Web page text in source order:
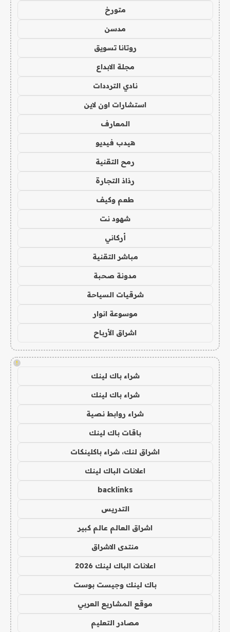
متورخ
مدسن
روتانا تسويق
مجلة الابداع
نادي الترددات
استشارات اون لاين
المعارف
هيدب فيديو
رمح التقنية
رذاذ التجارة
طعم وكيف
شهود نت
أركاني
مباشر التقنية
مدونة صحبة
شرقيات السياحة
موسوعة انوار
اشراق الأرباح
!
شراء باك لينك
شراء باك لينك
شراء روابط نصية
باقات باك لينك
اشراق لنك، شراء باكلينكات
اعلانات الباك لينك
backlinks
التدريس
اشراق العالم عالم كبير
منتدى الاشراق
اعلانات الباك لينك 2026
باك لينك وجيست بوست
موقع المشاريع العربي
مصادر التعليم